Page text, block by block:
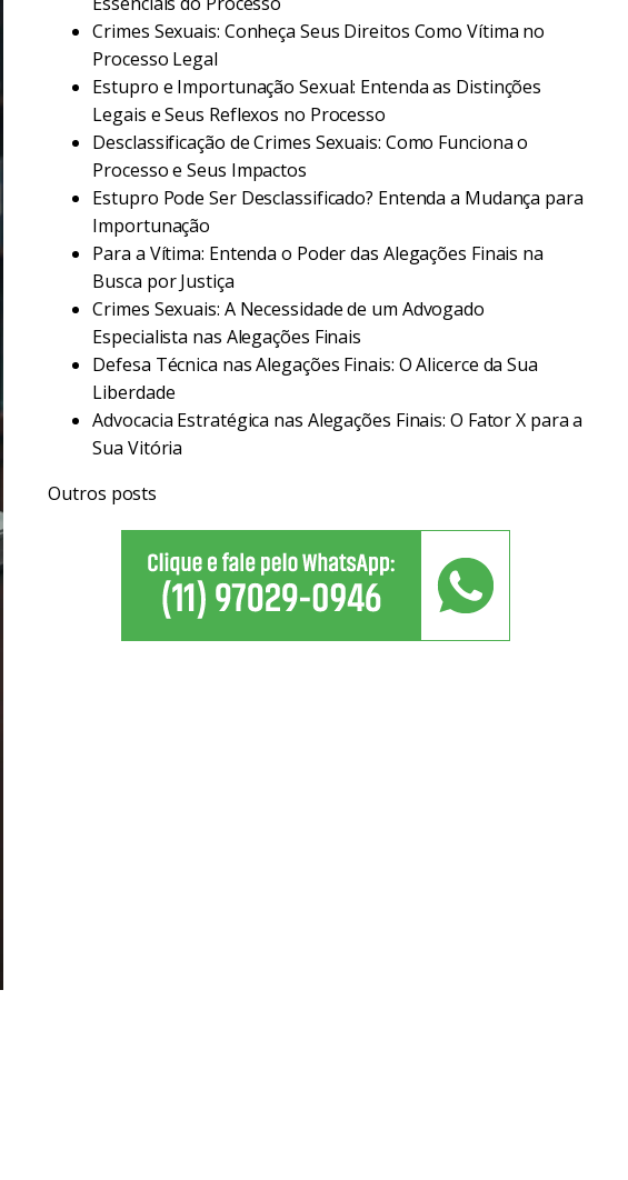
Crimes Sexuais: Conheça Seus Direitos Como Vítima no
Processo Legal
Estupro e Importunação Sexual: Entenda as Distinções
Legais e Seus Reflexos no Processo
Desclassificação de Crimes Sexuais: Como Funciona o
Processo e Seus Impactos
Estupro Pode Ser Desclassificado? Entenda a Mudança para
Importunação
Para a Vítima: Entenda o Poder das Alegações Finais na
Busca por Justiça
Crimes Sexuais: A Necessidade de um Advogado
Especialista nas Alegações Finais
Defesa Técnica nas Alegações Finais: O Alicerce da Sua
Liberdade
Advocacia Estratégica nas Alegações Finais: O Fator X para a
Sua Vitória
Outros posts